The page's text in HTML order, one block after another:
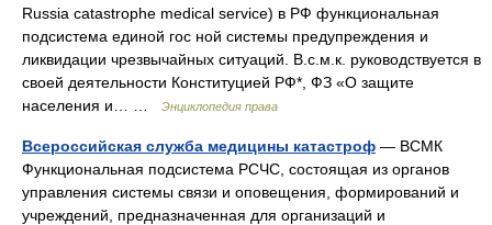
Russia catastrophe medical service) в РФ функциональная
подсистема единой гос ной системы предупреждения и
ликвидации чрезвычайных ситуаций. В.с.м.к. руководствуется в
своей деятельности Конституцией РФ*, ФЗ «О защите
населения и… …
Энциклопедия права
Всероссийская служба медицины катастроф — ВСМК
Функциональная подсистема РСЧС, состоящая из органов
управления системы связи и оповещения, формирований и
учреждений, предназначенная для организаций и